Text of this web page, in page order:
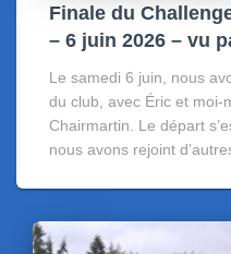
Finale du
– 6 juin 2026 – vu
Le samedi 6 juin, nous
du club, avec Éric et moi-
Chairmartin. Le départ
nous avons rejoint